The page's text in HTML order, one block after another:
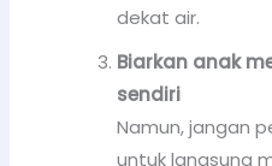
dekat air.
Biarkan anak
sendiri
Namun, jangan
untuk langsung